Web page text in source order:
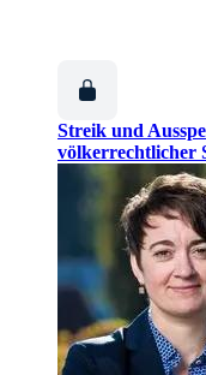
Streik und
völkerrechtlicher